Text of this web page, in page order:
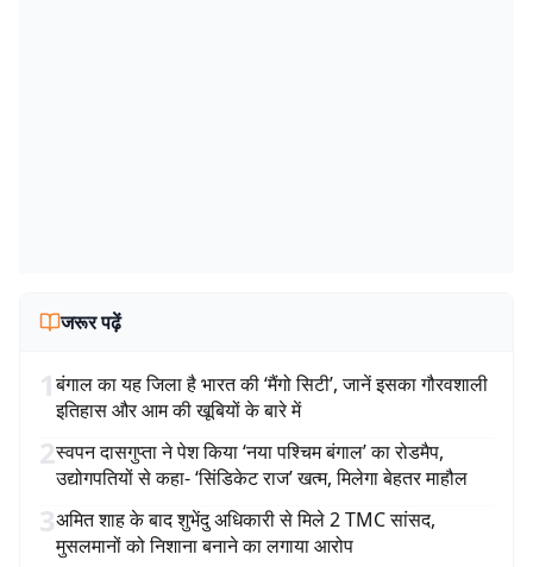
जरूर पढ़ें
1बंगाल का यह जिला है भारत की ‘मैंगो सिटी’, जानें इसका गौरवशाली
इतिहास और आम की खूबियों के बारे में
2स्वपन दासगुप्ता ने पेश किया ‘नया पश्चिम बंगाल’ का रोडमैप,
उद्योगपतियों से कहा- ‘सिंडिकेट राज’ खत्म, मिलेगा बेहतर माहौल
3अमित शाह के बाद शुभेंदु अधिकारी से मिले 2 TMC सांसद,
मुसलमानों को निशाना बनाने का लगाया आरोप